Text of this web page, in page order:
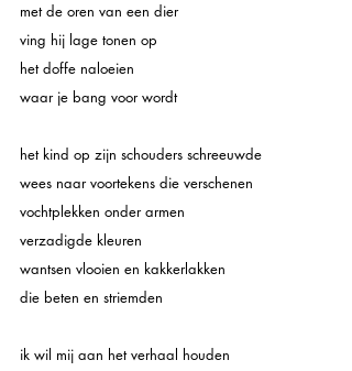
met de oren van een dier
ving hij lage tonen op
het doffe naloeien
waar je bang voor wordt
het kind op zijn schouders schreeuwde
wees naar voortekens die verschenen
vochtplekken onder armen
verzadigde kleuren
wantsen vlooien en kakkerlakken
die beten en striemden
ik wil mij aan het verhaal houden